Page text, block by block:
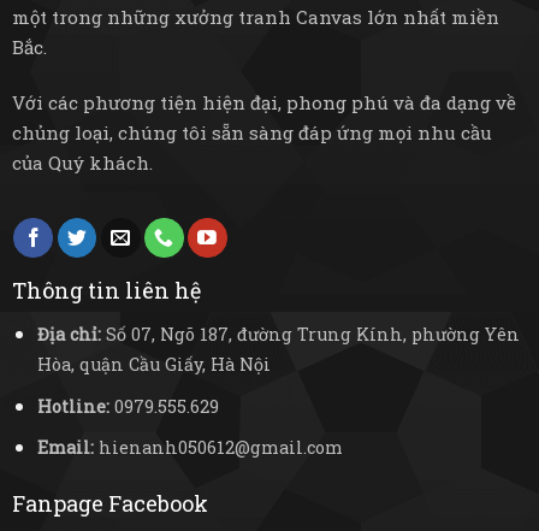
một trong những xưởng tranh Canvas lớn nhất miền
Bắc.
Với các phương tiện hiện đại, phong phú và đa dạng về
chủng loại, chúng tôi sẵn sàng đáp ứng mọi nhu cầu
của Quý khách.
Thông tin liên hệ
Địa chỉ:Số 07, Ngõ 187, đường Trung Kính, phường Yên
Hòa, quận Cầu Giấy, Hà Nội
Hotline:0979.555.629
Email:hienanh050612@gmail.com
Fanpage Facebook